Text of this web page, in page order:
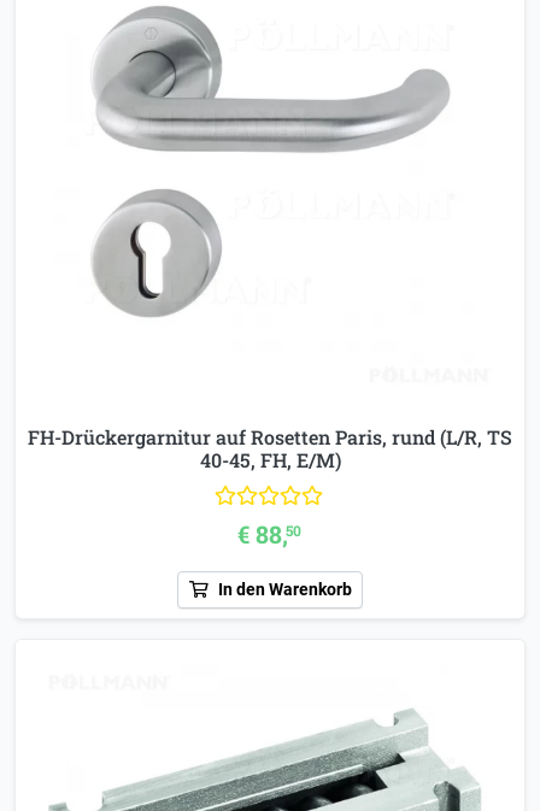
FH-Drückergarnitur auf Rosetten Paris, rund (L/R, TS
40-45, FH, E/M)
€ 88,50
In den Warenkorb